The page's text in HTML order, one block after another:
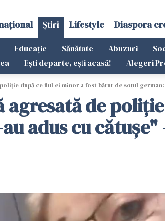
Știri Lifestyle Diaspora
Educație Sănătate Abuzuri
Ești departe, ești acasă! Alegeri
după ce fiul ei minor a fost bătut de soţul german:
agresată de
adus cu cătuşe"